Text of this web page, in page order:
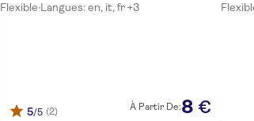
Flexible·Langues: en, it, fr +3
5/5 (2) À Partir De:8 €